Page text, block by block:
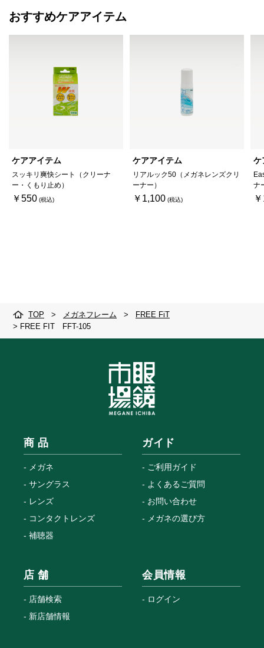
おすすめケアアイテム
ケアアイテム
スッキリ爽快シート（クリーナ
ー・くもり止め）
￥550
ケアアイテム
リアルック50（メガネレンズクリ
ーナー）
￥1,100
ケ
ナ
TOP > メガネフレーム >
FREE FiT
> FREE FIT FFT-105
商 品
メガネ
サングラス
レンズ
コンタクトレンズ
補聴器
ガイド
ご利用ガイド
よくあるご質問
お問い合わせ
メガネの選び方
店 舗
店舗検索
新店舗情報
会員情報
ログイン